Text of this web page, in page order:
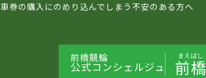
車券の購入にのめり込んでしまう不安のある方へ
前橋競輪
公式コンシェルジュ
まえばし
前橋